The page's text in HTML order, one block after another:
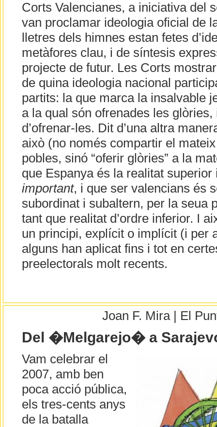
Corts Valencianes, a iniciativa del
van proclamar ideologia oficial de
lletres dels himnes estan fetes
metàfores clau, i de síntesis
projecte de futur. Les Corts
de quina ideologia nacional
partits: la que marca la insalvable
a la qual són ofrenades les
d’ofrenar-les. Dit d’una altra
això (no només compartir el
pobles, sinó “oferir glòries” a la
que Espanya és la realitat superior
important, i que ser valencians és
subordinat i subaltern, per la seua
tant que realitat d’ordre inferior. I
un principi, explícit o implícit (i per
alguns han aplicat fins i tot en
preelectorals molt recents.
Joan F. Mira | El
Del �Melgarejo� a
Vam celebrar el
2007, amb ben
poca acció pública,
els tres-cents anys
de la batalla